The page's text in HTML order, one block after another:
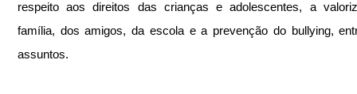
respeito aos direitos das crianças e adolescentes, a
família, dos amigos, da escola e a prevenção do bullying,
assuntos.